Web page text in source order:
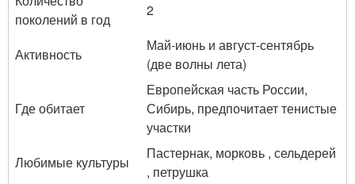
поколений в год
2
Активность
Май-июнь и август-сентябрь
(две волны лета)
Где обитает
Европейская часть России,
Сибирь, предпочитает тенистые
участки
Любимые культуры
Пастернак, морковь , сельдерей
, петрушка